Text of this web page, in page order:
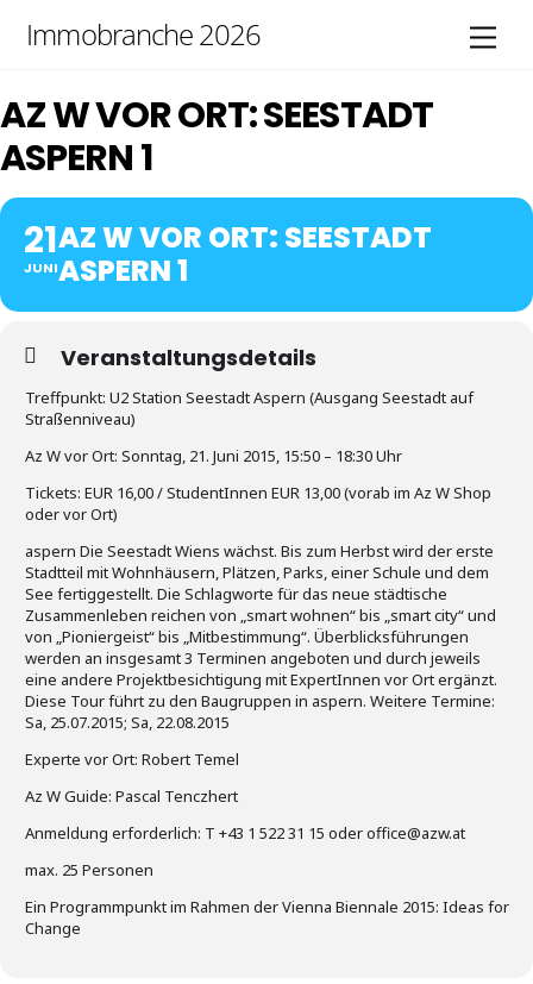
Immobranche 2026
AZ W VOR ORT: SEESTADT
ASPERN 1
21
JUNI
AZ W VOR ORT: SEESTADT
ASPERN 1
Veranstaltungsdetails
Treffpunkt: U2 Station Seestadt Aspern (Ausgang Seestadt auf
Straßenniveau)
Az W vor Ort: Sonntag, 21. Juni 2015, 15:50 – 18:30 Uhr
Tickets: EUR 16,00 / StudentInnen EUR 13,00 (vorab im Az W Shop
oder vor Ort)
aspern Die Seestadt Wiens wächst. Bis zum Herbst wird der erste
Stadtteil mit Wohnhäusern, Plätzen, Parks, einer Schule und dem
See fertiggestellt. Die Schlagworte für das neue städtische
Zusammenleben reichen von „smart wohnen“ bis „smart city“ und
von „Pioniergeist“ bis „Mitbestimmung“. Überblicksführungen
werden an insgesamt 3 Terminen angeboten und durch jeweils
eine andere Projektbesichtigung mit ExpertInnen vor Ort ergänzt.
Diese Tour führt zu den Baugruppen in aspern. Weitere Termine:
Sa, 25.07.2015; Sa, 22.08.2015
Experte vor Ort: Robert Temel
Az W Guide: Pascal Tenczhert
Anmeldung erforderlich: T +43 1 522 31 15 oder office@azw.at
max. 25 Personen
Ein Programmpunkt im Rahmen der Vienna Biennale 2015: Ideas for
Change